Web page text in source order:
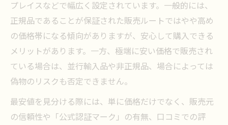
プレイスなどで幅広く設定されています。一般的には、
正規品であることが保証された販売ルートではやや高め
の価格帯になる傾向がありますが、安心して購入できる
メリットがあります。一方、極端に安い価格で販売され
ている場合は、並行輸入品や非正規品、場合によっては
偽物のリスクも否定できません。
最安値を見分ける際には、単に価格だけでなく、販売元
の信頼性や「公式認証マーク」の有無、口コミでの評